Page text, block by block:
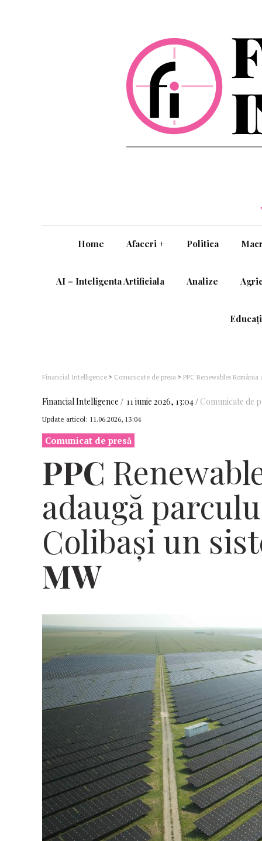
Home Afaceri + Politica
AI – Inteligenta Artificiala Analize
Financial Intelligence > Comunicate de presa > PPC Renewables
Financial Intelligence 11 iunie 2026, 13:04 Comunicate de
Update articol: 11.06.2026, 13:04
Comunicat de presă
PPC
adaugă
Colibași un
MW